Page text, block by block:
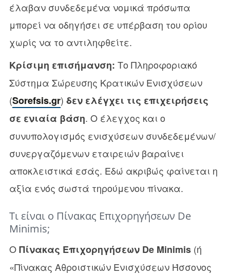
έλαβαν συνδεδεμένα νομικά πρόσωπα
μπορεί να οδηγήσει σε υπέρβαση του ορίου
χωρίς να το αντιληφθείτε.
Κρίσιμη επισήμανση: Το Πληροφοριακό
Σύστημα Σώρευσης Κρατικών Ενισχύσεων
(Sorefsis.gr) δεν ελέγχει τις επιχειρήσεις
σε ενιαία βάση. Ο έλεγχος και ο
συνυπολογισμός ενισχύσεων συνδεδεμένων/
συνεργαζόμενων εταιρειών βαραίνει
αποκλειστικά εσάς. Εδώ ακριβώς φαίνεται η
αξία ενός σωστά τηρούμενου πίνακα.
Τι είναι ο Πίνακας Επιχορηγήσεων De
Minimis;
ΟΠίνακας Επιχορηγήσεων De Minimis(ή
«Πίνακας Αθροιστικών Ενισχύσεων Ήσσονος